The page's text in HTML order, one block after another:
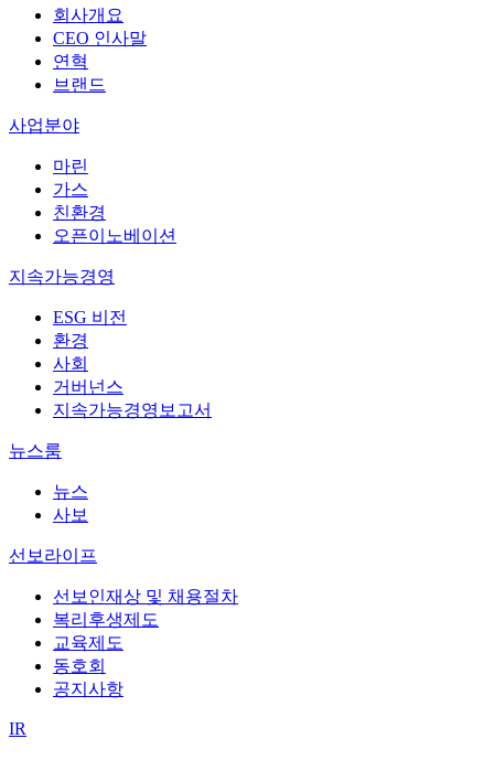
회사개요
CEO 인사말
연혁
브랜드
사업분야
마린
가스
친환경
오픈이노베이션
지속가능경영
ESG 비전
환경
사회
거버넌스
지속가능경영보고서
뉴스룸
뉴스
사보
선보라이프
선보인재상 및 채용절차
복리후생제도
교육제도
동호회
공지사항
IR